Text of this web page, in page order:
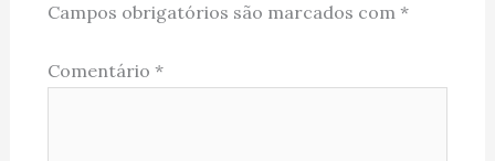
Campos obrigatórios são marcados com *
Comentário *